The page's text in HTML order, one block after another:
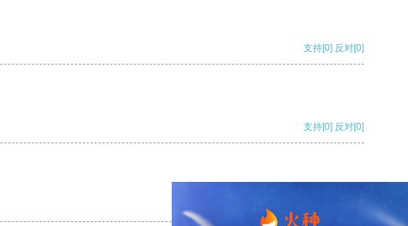
支持[0] 反对[0]
支持[0] 反对[0]